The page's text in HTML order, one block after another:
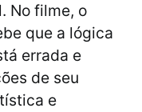
No filme, o
que a lógica
errada e
de seu
e